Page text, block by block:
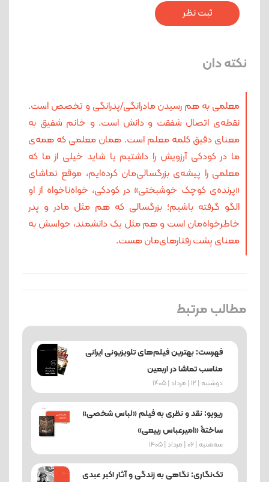
نکته دان
معلمی به‌ هم‌ رسیدن مادرانگی/پدرانگی و تخصص است.
نقطه‌ی اتصال شفقت و دانش است. و خانم شفیق به
معنای دقیق کلمه معلم است. همان معلمی که همه‌ی
ما در کودکی آرزویش را داشتیم یا شاید خیلی از ما که
معلمی را پیشه‌ی بزرگسالی‌مان کرده‌ایم، موقع تماشای
«پرنده‌ی کوچک خوشبختی» در کودکی، خواه‌ناخواه از او
الگو گرفته‌ باشیم؛ بزرگسالی که هم مثل مادر و پدر
خاطرخواه‌مان است و هم مثل یک دانشمند، حواسش به
معنای پشت رفتارهای‌مان هست.
مطالب مرتبط
فهرست: بهترین فیلم‌های تلویزیونی ایرانی
مناسب تماشا در اربعین
دوشنبه | 12 | مرداد | 1405
ریویو: نقد و نظری به فیلم «لباس شخصی»
ساختۀ «امیرعباس ربیعی»
ﺳﻪشنبه | 06 | مرداد | 1405
تک‌نگاری: نگاهی به زندگی و آثار اکبر عبدی